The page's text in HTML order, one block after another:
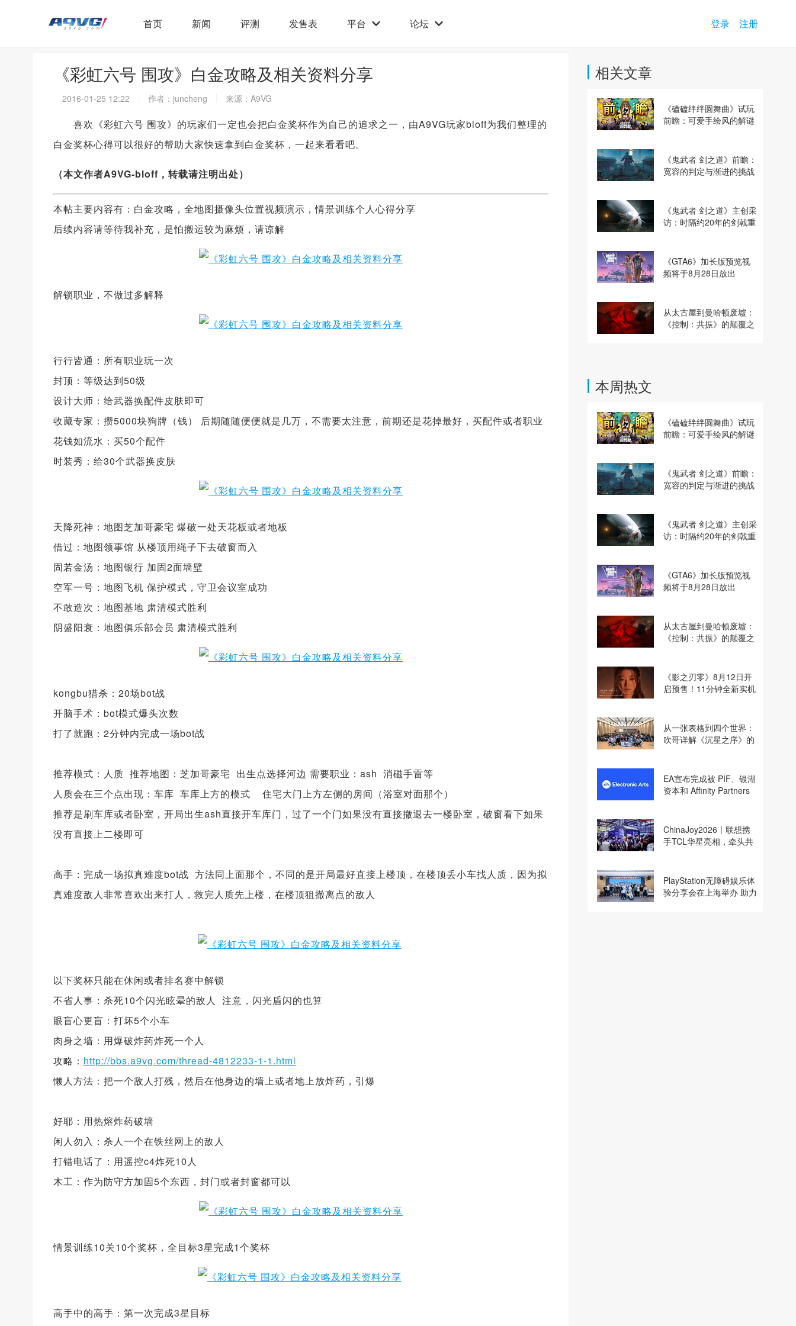
首页 新闻 评测 发售表 平台 论坛 登录 注册
《彩虹六号 围攻》白金攻略及相关资料分享
2016-01-25 12:22 作者：juncheng 来源：A9VG
喜欢《彩虹六号 围攻》的玩家们一定也会把白金奖杯作为自己的追求之一，由A9VG玩家bloff为我们整理的
白金奖杯心得可以很好的帮助大家快速拿到白金奖杯，一起来看看吧。
（本文作者A9VG-bloff，转载请注明出处）
本帖主要内容有：白金攻略，全地图摄像头位置视频演示，情景训练个人心得分享
后续内容请等待我补充，是怕搬运较为麻烦，请谅解
解锁职业，不做过多解释
行行皆通：所有职业玩一次
封顶：等级达到50级
设计大师：给武器换配件皮肤即可
收藏专家：攒5000块狗牌（钱） 后期随随便便就是几万，不需要太注意，前期还是花掉最好，买配件或者职业
花钱如流水：买50个配件
时装秀：给30个武器换皮肤
天降死神：地图芝加哥豪宅 爆破一处天花板或者地板
借过：地图领事馆 从楼顶用绳子下去破窗而入
固若金汤：地图银行 加固2面墙壁
空军一号：地图飞机 保护模式，守卫会议室成功
不敢造次：地图基地 肃清模式胜利
阴盛阳衰：地图俱乐部会员 肃清模式胜利
kongbu猎杀：20场bot战
开脑手术：bot模式爆头次数
打了就跑：2分钟内完成一场bot战
推荐模式：人质 推荐地图：芝加哥豪宅 出生点选择河边 需要职业：ash 消磁手雷等
人质会在三个点出现：车库 车库上方的模式 住宅大门上方左侧的房间（浴室对面那个）
推荐是刷车库或者卧室，开局出生ash直接开车库门，过了一个门如果没有直接撤退去一楼卧室，破窗看下如果
没有直接上二楼即可
高手：完成一场拟真难度bot战 方法同上面那个，不同的是开局最好直接上楼顶，在楼顶丢小车找人质，因为拟
真难度敌人非常喜欢出来打人，救完人质先上楼，在楼顶狙撤离点的敌人
以下奖杯只能在休闲或者排名赛中解锁
不省人事：杀死10个闪光眩晕的敌人 注意，闪光盾闪的也算
眼盲心更盲：打坏5个小车
肉身之墙：用爆破炸药炸死一个人
攻略： http://bbs.a9vg.com/thread-4812233-1-1.html
懒人方法：把一个敌人打残，然后在他身边的墙上或者地上放炸药，引爆
好耶：用热熔炸药破墙
闲人勿入：杀人一个在铁丝网上的敌人
打错电话了：用遥控c4炸死10人
木工：作为防守方加固5个东西，封门或者封窗都可以
情景训练10关10个奖杯，全目标3星完成1个奖杯
高手中的高手：第一次完成3星目标
相关文章
《磕磕绊绊圆舞曲》试玩
前瞻：可爱手绘风的解谜
《鬼武者 剑之道》前瞻：
宽容的判定与渐进的挑战
《鬼武者 剑之道》主创采
访：时隔约20年的剑戟重
《GTA6》加长版预览视
频将于8月28日放出
从太古屋到曼哈顿废墟：
《控制：共振》的颠覆之
本周热文
《磕磕绊绊圆舞曲》试玩
前瞻：可爱手绘风的解谜
《鬼武者 剑之道》前瞻：
宽容的判定与渐进的挑战
《鬼武者 剑之道》主创采
访：时隔约20年的剑戟重
《GTA6》加长版预览视
频将于8月28日放出
从太古屋到曼哈顿废墟：
《控制：共振》的颠覆之
《影之刃零》8月12日开
启预售！11分钟全新实机
从一张表格到四个世界：
吹哥详解《沉星之序》的
EA宣布完成被 PIF、银湖
资本和 Affinity Partners
ChinaJoy2026丨联想携
手TCL华星亮相，牵头共
PlayStation无障碍娱乐体
验分享会在上海举办 助力